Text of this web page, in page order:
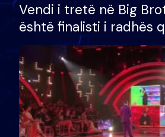
Vendi i tretë në Big
është finalisti i radhës